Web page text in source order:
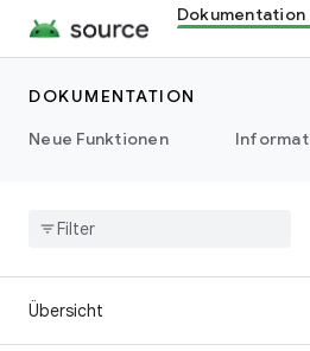
Dokumentation
DOKUMENTATION
Neue Funktionen
Übersicht